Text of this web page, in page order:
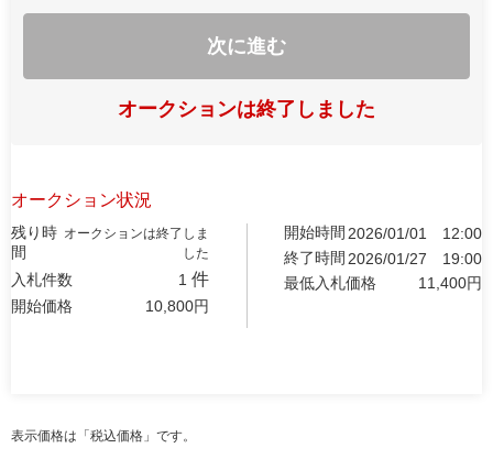
次に進む
オークションは終了しました
オークション状況
残り時
間
オークションは終了しま
した
入札件数 1 件
開始価格 10,800円
開始時間 2026/01/01
12:00
終了時間 2026/01/27
19:00
最低入札価格
11,400円
表示価格は「税込価格」です。